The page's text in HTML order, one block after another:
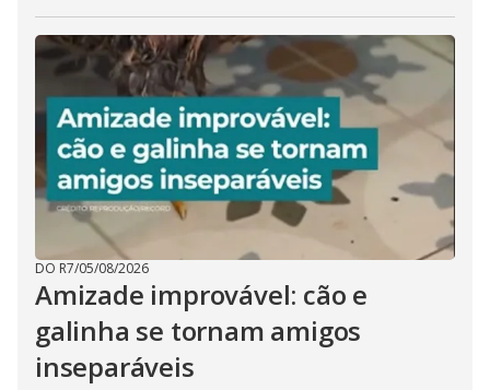
DO R7/05/08/2026
Amizade improvável: cão e
galinha se tornam amigos
inseparáveis